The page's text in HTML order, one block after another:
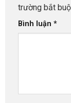
trường bắt
Bình luận *